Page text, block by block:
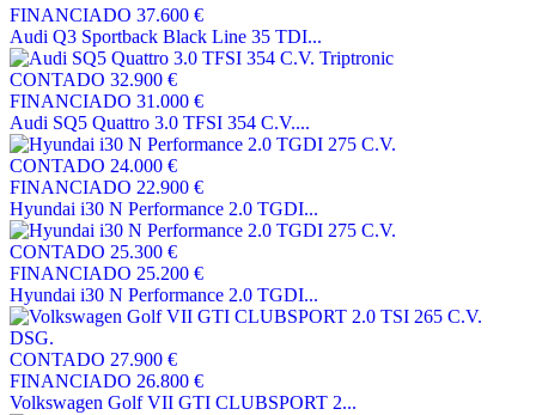
FINANCIADO 37.600 €
Audi Q3 Sportback Black Line 35 TDI...
CONTADO 32.900 €
FINANCIADO 31.000 €
Audi SQ5 Quattro 3.0 TFSI 354 C.V....
CONTADO 24.000 €
FINANCIADO 22.900 €
Hyundai i30 N Performance 2.0 TGDI...
CONTADO 25.300 €
FINANCIADO 25.200 €
Hyundai i30 N Performance 2.0 TGDI...
CONTADO 27.900 €
FINANCIADO 26.800 €
Volkswagen Golf VII GTI CLUBSPORT 2...